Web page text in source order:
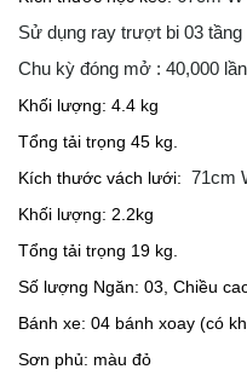
Sử dụng ray trượt bi 03 tầng
Chu kỳ đóng mở : 40,000
Khối lượng: 4.4 kg
Tổng tải trọng 45 kg.
Kích thước vách lưới: 71cm
Khối lượng: 2.2kg
Tổng tải trọng 19 kg.
Số lượng Ngăn: 03, Chiều
Bánh xe: 04 bánh xoay (có
Sơn phủ: màu đỏ